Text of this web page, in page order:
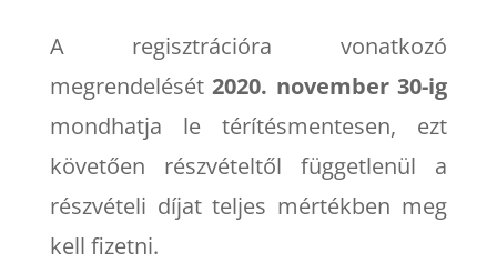
A regisztrációra vonatkozó
megrendelését2020. november 30-ig
mondhatja le térítésmentesen, ezt
követően részvételtől függetlenül a
részvételi díjat teljes mértékben meg
kell fizetni.